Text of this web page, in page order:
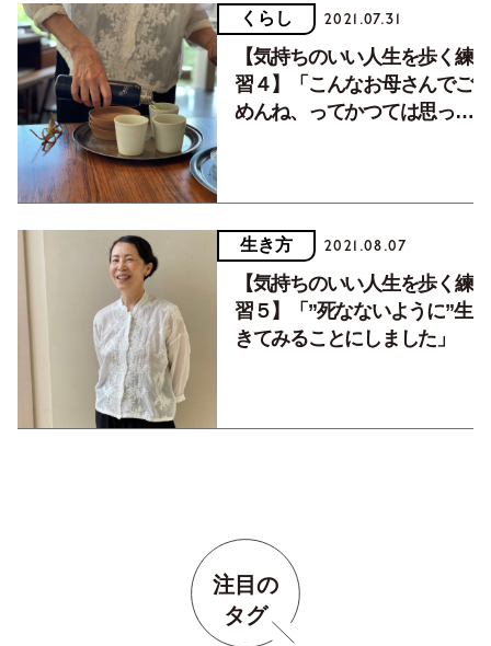
くらし 2021.07.31
【気持ちのいい人生を歩く練
習４】「こんなお母さんでご
めんね、ってかつては思って
生き方 2021.08.07
【気持ちのいい人生を歩く練
習５】「”死なないように”生
きてみることにしました」
注目の
タグ